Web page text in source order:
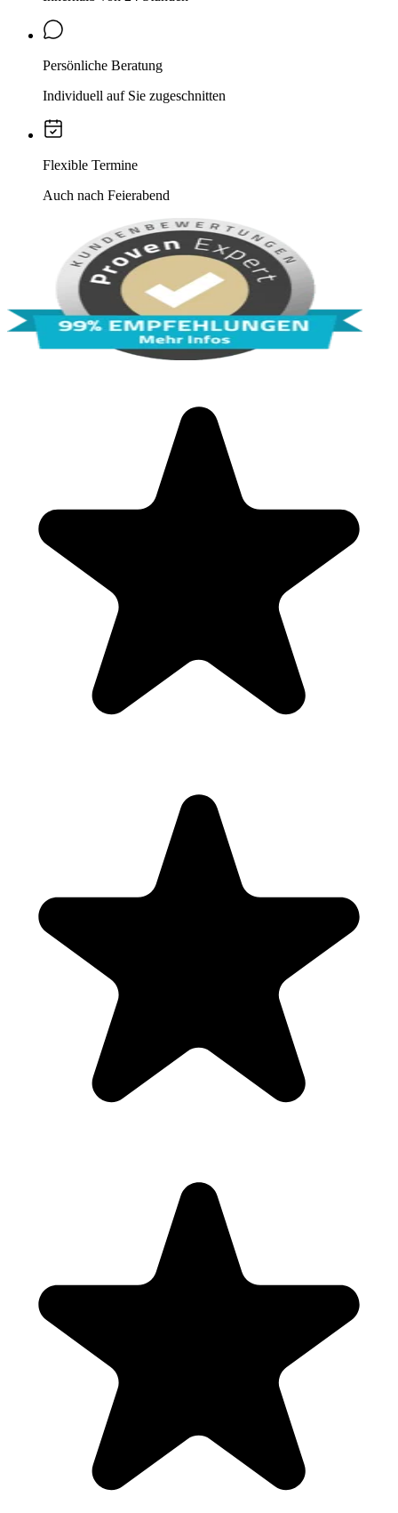
Persönliche Beratung
Individuell auf Sie zugeschnitten
Flexible Termine
Auch nach Feierabend